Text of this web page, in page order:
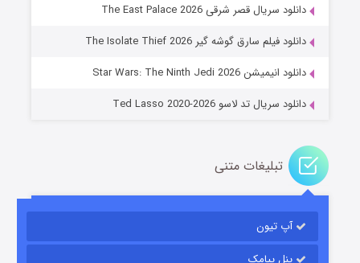
خاندان اژدها فصل ۳
قسمت۶ (زیرنویس) منتشر شد
دانلود سریال قصر شرقی The East Palace 2026
دانلود فیلم سارق گوشه گیر The Isolate Thief 2026
دانلود انیمیشن Star Wars: The Ninth Jedi 2026
دانلود سریال تد لاسو Ted Lasso 2020-2026
تبلیغات متنی
آپ تیون
پنل پیامک